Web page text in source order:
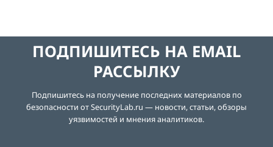
ПОДПИШИТЕСЬ НА EMAIL
РАССЫЛКУ
Подпишитесь на получение последних материалов по
безопасности от SecurityLab.ru — новости, статьи, обзоры
уязвимостей и мнения аналитиков.